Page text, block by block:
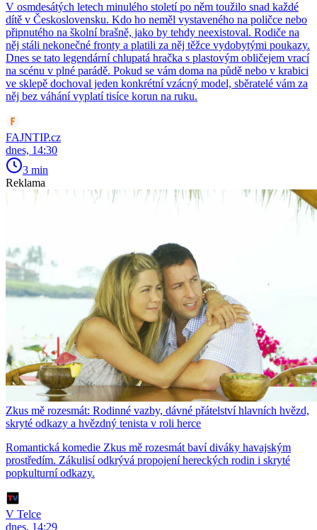
V osmdesátých letech minulého století po něm toužilo snad každé
dítě v Československu. Kdo ho neměl vystaveného na poličce nebo
připnutého na školní brašně, jako by tehdy neexistoval. Rodiče na
něj stáli nekonečné fronty a platili za něj těžce vydobytými poukazy.
Dnes se tato legendární chlupatá hračka s plastovým obličejem vrací
na scénu v plné parádě. Pokud se vám doma na půdě nebo v krabici
ve sklepě dochoval jeden konkrétní vzácný model, sběratelé vám za
něj bez váhání vyplatí tisíce korun na ruku.
FAJNTIP.cz
dnes, 14:30
3 min
Reklama
Zkus mě rozesmát: Rodinné vazby, dávné přátelství hlavních hvězd,
skryté odkazy a hvězdný tenista v roli herce
Romantická komedie Zkus mě rozesmát baví diváky havajským
prostředím. Zákulisí odkrývá propojení hereckých rodin i skryté
popkulturní odkazy.
V Telce
dnes, 14:29